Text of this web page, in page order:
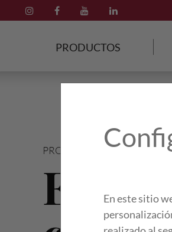
PRODUCTOS
PRODUCTOS / PLATOS
En este sitio